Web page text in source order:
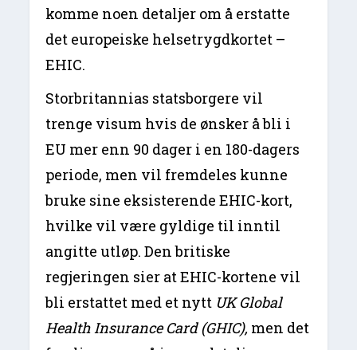
komme noen detaljer om å erstatte
det europeiske helsetrygdkortet –
EHIC.
Storbritannias statsborgere vil
trenge visum hvis de ønsker å bli i
EU mer enn 90 dager i en 180-dagers
periode, men vil fremdeles kunne
bruke sine eksisterende EHIC-kort,
hvilke vil være gyldige til inntil
angitte utløp. Den britiske
regjeringen sier at EHIC-kortene vil
bli erstattet med et nytt UK Global
Health Insurance Card (GHIC), men det